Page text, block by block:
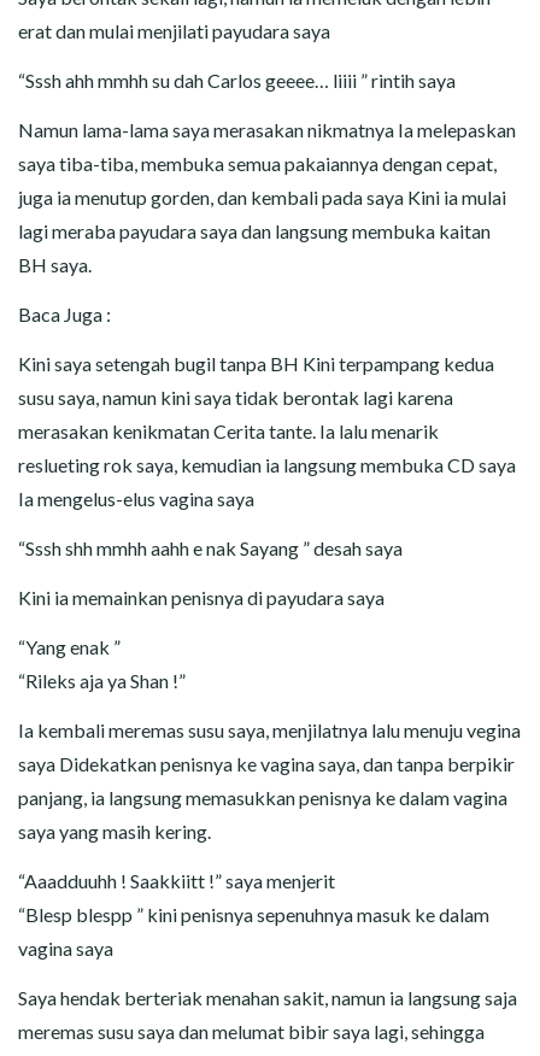
erat dan mulai menjilati payudara saya
“Sssh ahh mmhh su dah Carlos geeee… liiii ” rintih saya
Namun lama-lama saya merasakan nikmatnya Ia melepaskan
saya tiba-tiba, membuka semua pakaiannya dengan cepat,
juga ia menutup gorden, dan kembali pada saya Kini ia mulai
lagi meraba payudara saya dan langsung membuka kaitan
BH saya.
Baca Juga :
Kini saya setengah bugil tanpa BH Kini terpampang kedua
susu saya, namun kini saya tidak berontak lagi karena
merasakan kenikmatan Cerita tante. Ia lalu menarik
reslueting rok saya, kemudian ia langsung membuka CD saya
Ia mengelus-elus vagina saya
“Sssh shh mmhh aahh e nak Sayang ” desah saya
Kini ia memainkan penisnya di payudara saya
“Yang enak ”
“Rileks aja ya Shan !”
Ia kembali meremas susu saya, menjilatnya lalu menuju vegina
saya Didekatkan penisnya ke vagina saya, dan tanpa berpikir
panjang, ia langsung memasukkan penisnya ke dalam vagina
saya yang masih kering.
“Aaadduuhh ! Saakkiitt !” saya menjerit
“Blesp blespp ” kini penisnya sepenuhnya masuk ke dalam
vagina saya
Saya hendak berteriak menahan sakit, namun ia langsung saja
meremas susu saya dan melumat bibir saya lagi, sehingga